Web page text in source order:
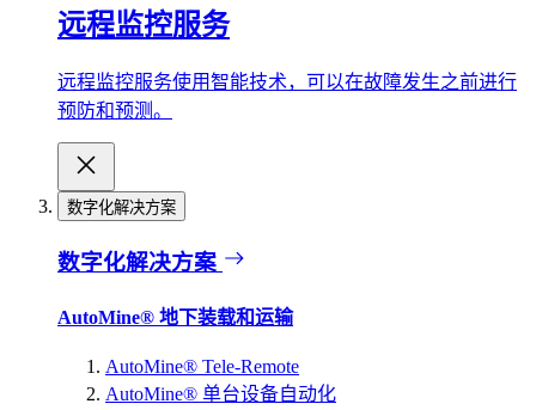
远程监控服务
远程监控服务使用智能技术，可以在故障发生之前进行
预防和预测。
数字化解决方案
数字化解决方案
AutoMine® 地下装载和运输
AutoMine® Tele-Remote
AutoMine® 单台设备自动化